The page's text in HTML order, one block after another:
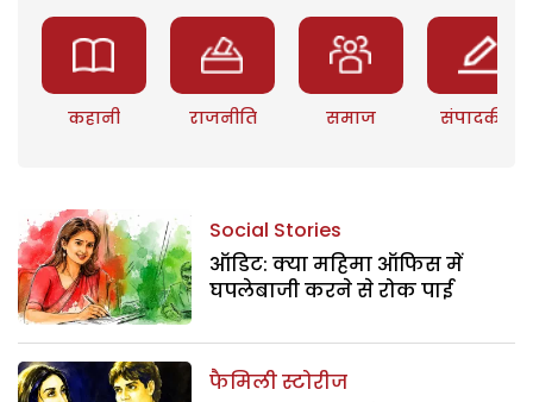
कहानी राजनीति समाज संपादकीय
Social Stories
ऑडिट: क्या महिमा ऑफिस में
घपलेबाजी करने से रोक पाई
फैमिली स्टोरीज